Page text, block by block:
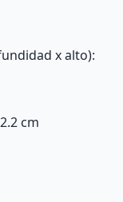
x alto):
cm